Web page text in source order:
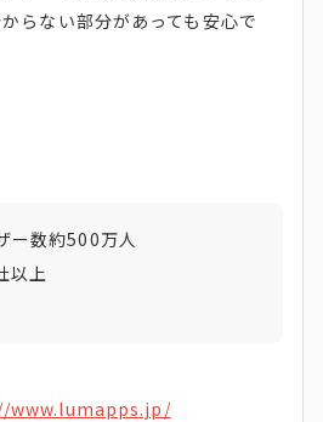
らない部分があっても安心で
ー数約500万人
以上
www.lumapps.jp/